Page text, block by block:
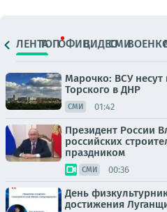
ЛЕНТАТОПОФИЦ.ВИДЕОСМИ
Марочко: ВСУ несут
Торского в ДНР
СМИ 01:42
Президент России
российских
праздником
СМИ 00:36
День
достижения